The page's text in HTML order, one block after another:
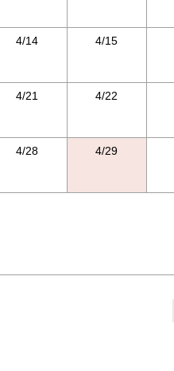
4/14 4/15
4/21 4/22
4/28 4/29